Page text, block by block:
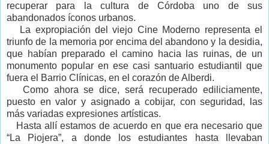
recuperar para la cultura de Córdoba uno de sus
abandonados íconos urbanos.
La expropiación del viejo Cine Moderno representa el
triunfo de la memoria por encima del abandono y la desidia,
que habían preparado el camino hacia las ruinas, de un
monumento popular en ese casi santuario estudiantil que
fuera el Barrio Clínicas, en el corazón de Alberdi.
Como ahora se dice, será recuperado ediliciamente,
puesto en valor y asignado a cobijar, con seguridad, las
más variadas expresiones artísticas.
Hasta allí estamos de acuerdo en que era necesario que
“La Piojera”, a donde los estudiantes hasta llevaban